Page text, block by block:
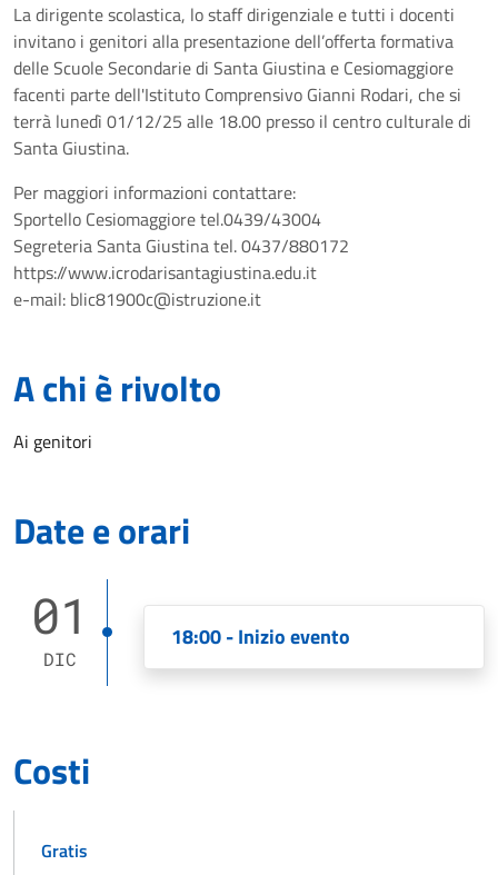
La dirigente scolastica, lo staff dirigenziale e tutti i docenti
invitano i genitori alla presentazione dell’offerta formativa
delle Scuole Secondarie di Santa Giustina e Cesiomaggiore
facenti parte dell'Istituto Comprensivo Gianni Rodari, che si
terrà lunedì 01/12/25 alle 18.00 presso il centro culturale di
Santa Giustina.
Per maggiori informazioni contattare:
Sportello Cesiomaggiore tel.0439/43004
Segreteria Santa Giustina tel. 0437/880172
https://www.icrodarisantagiustina.edu.it
e-mail: blic81900c@istruzione.it
A chi è rivolto
Ai genitori
Date e orari
01
DIC
18:00 - Inizio evento
Costi
Gratis